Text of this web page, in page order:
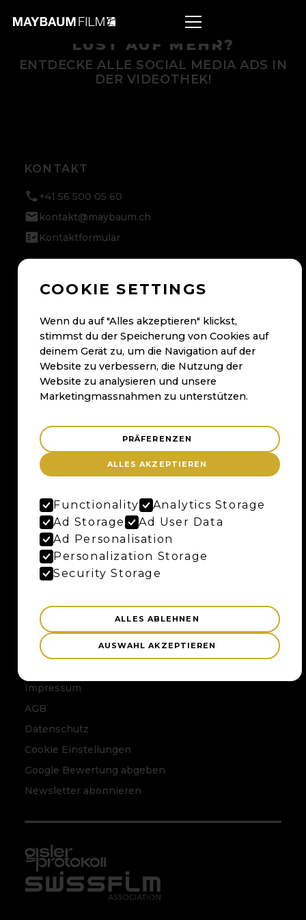
LUST AUF MEHR?
ENTDECKE ALLE SOCIAL MEDIA ADS IN
DER VIDEOTHEK!
KONTAKT
+41 56 500 05 60
kontakt@maybaum.ch
Kontaktformular
Bruggerstrasse 37
Merker-Areal
5400 Baden
Anfahrtsplan
Google Maps
BERN
Maybaum AG
3013 Bern
ZÜRICH
Maybaum AG
8004 Zürich
RECHTLICHES
Impressum
AGB
Datenschutz
Cookie Einstellungen
COOKIE SETTINGS
Wenn du auf "Alles akzeptieren" klickst,
stimmst du der Speicherung von Cookies auf
deinem Gerät zu, um die Navigation auf der
Website zu verbessern, die Nutzung der
Website zu analysieren und unsere
Marketingmassnahmen zu unterstützen.
PRÄFERENZEN
ALLES AKZEPTIEREN
Functionality
Analytics Storage
Ad Storage
Ad User Data
Ad Personalisation
Personalization Storage
Security Storage
ALLES ABLEHNEN
AUSWAHL AKZEPTIEREN
Google Bewertung abgeben
Newsletter abonnieren